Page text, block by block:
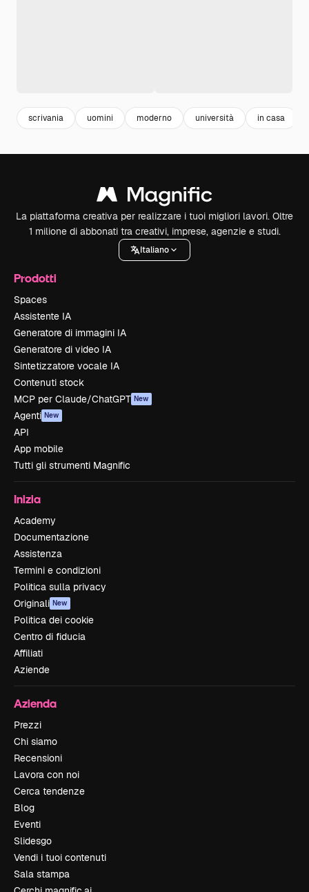
scrivania uomini moderno università in casa
La piattaforma creativa per realizzare i tuoi migliori lavori. Oltre
1 milione di abbonati tra creativi, imprese, agenzie e studi.
Italiano
Prodotti
Spaces
Assistente IA
Generatore di immagini IA
Generatore di video IA
Sintetizzatore vocale IA
Contenuti stock
MCP per Claude/ChatGPT New
Agenti New
API
App mobile
Tutti gli strumenti Magnific
Inizia
Academy
Documentazione
Assistenza
Termini e condizioni
Politica sulla privacy
Originali New
Politica dei cookie
Centro di fiducia
Affiliati
Aziende
Azienda
Prezzi
Chi siamo
Recensioni
Lavora con noi
Cerca tendenze
Blog
Eventi
Slidesgo
Vendi i tuoi contenuti
Sala stampa